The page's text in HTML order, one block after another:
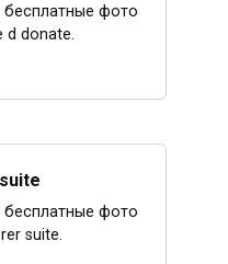
бесплатные фото
d donate.
бесплатные фото
suite.